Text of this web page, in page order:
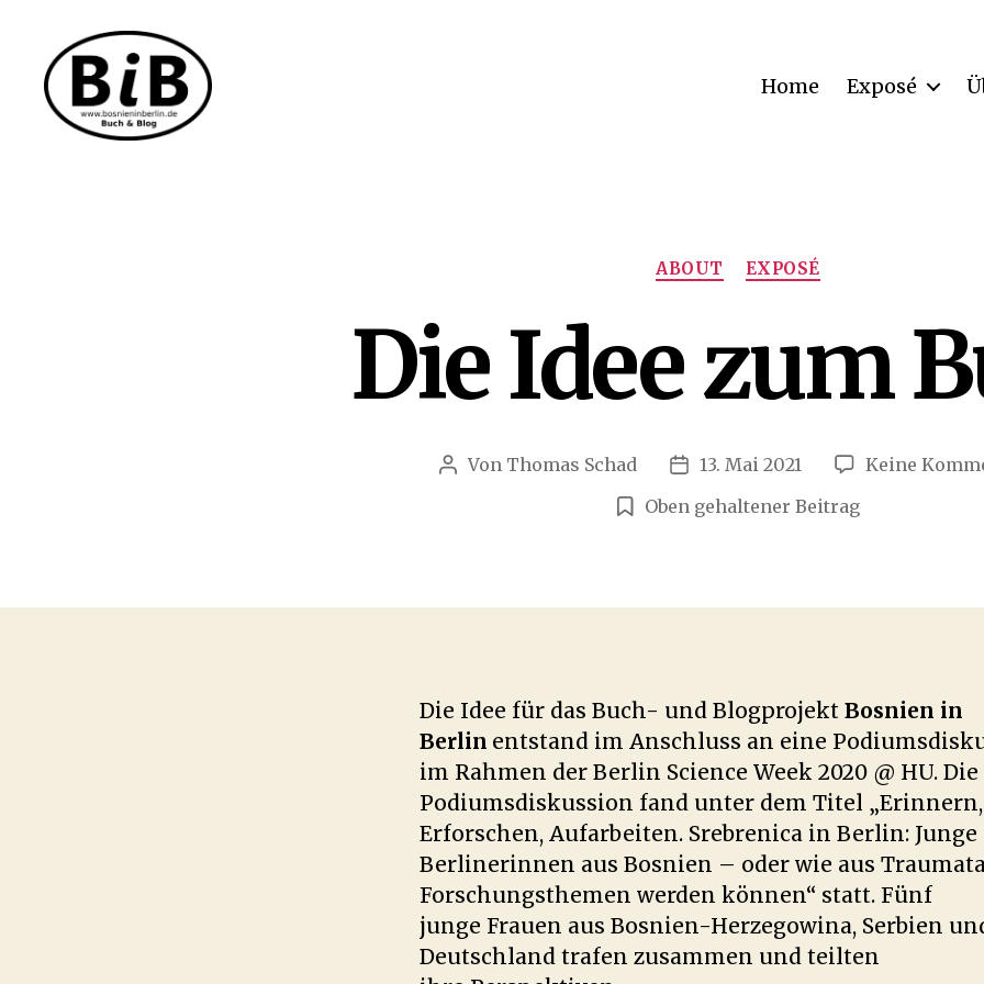
Home Exposé
Kategorien
ABOUT EXPOSÉ
Die Idee zum
Beitragsautor
Von Thomas Schad Veröffentlichungsdatum
13. Mai 2021 Keine
Oben gehaltener Beitrag
Die Idee für das Buch- und Blogprojekt Bosnien in
Berlin entstand im Anschluss an eine
im Rahmen der Berlin Science Week 2020 @ HU. Die
Podiumsdiskussion fand unter dem Titel „Erinnern,
Erforschen, Aufarbeiten. Srebrenica in Berlin: Junge
Berlinerinnen aus Bosnien – oder wie aus Traumata
Forschungsthemen werden können“ statt. Fünf
junge Frauen aus Bosnien-Herzegowina, Serbien
Deutschland trafen zusammen und teilten